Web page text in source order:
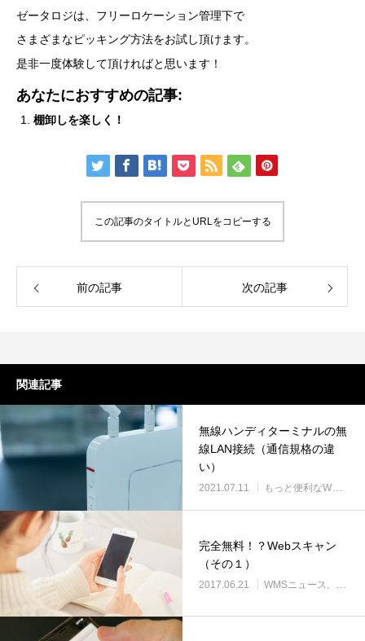
ゼータロジは、フリーロケーション管理下で
さまざまなピッキング方法をお試し頂けます。
是非一度体験して頂ければと思います！
あなたにおすすめの記事:
棚卸しを楽しく！
この記事のタイトルとURLをコピーする
前の記事 次の記事
関連記事
無線ハンディターミナルの無
線LAN接続（通信規格の違
い）
2021.07.11 もっと便利なWMS使いこなし
完全無料！？Webスキャン
（その１）
2017.06.21 WMSニュース